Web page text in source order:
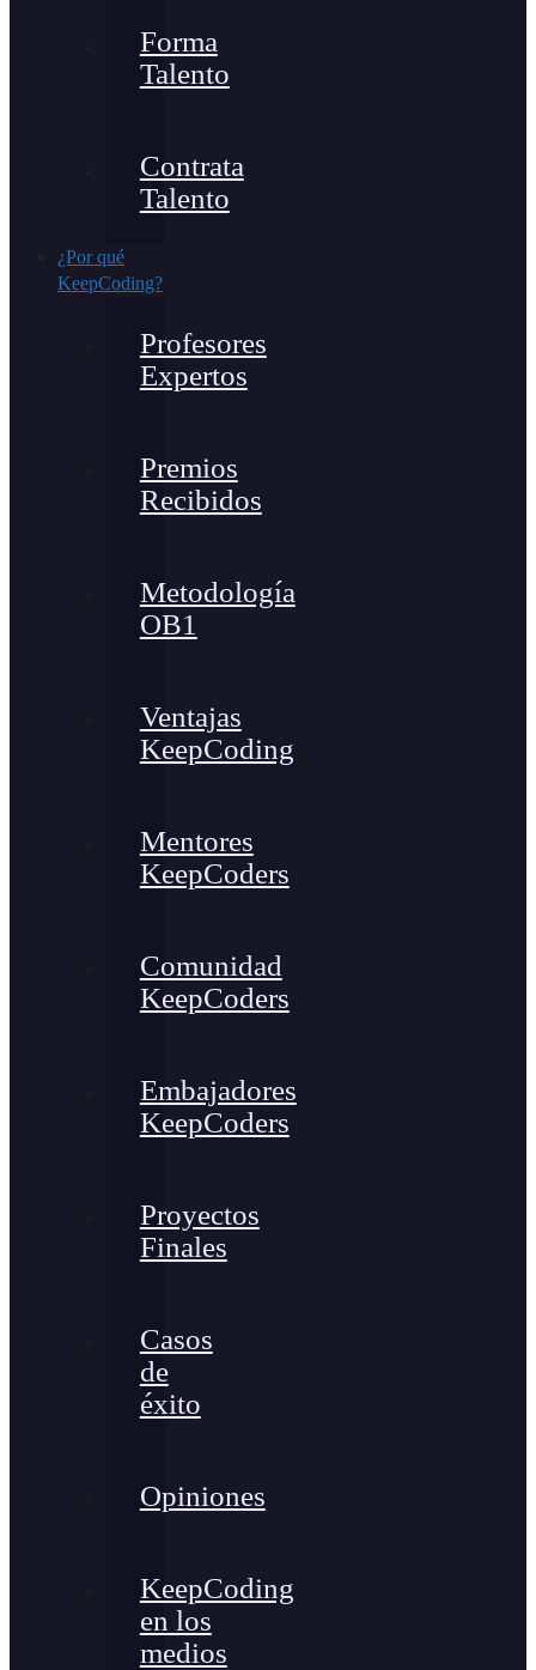
Forma
Talento
Contrata
Talento
¿Por qué
KeepCoding?
Profesores
Expertos
Premios
Recibidos
Metodología
OB1
Ventajas
KeepCoding
Mentores
KeepCoders
Comunidad
KeepCoders
Embajadores
KeepCoders
Proyectos
Finales
Casos
de
éxito
Opiniones
KeepCoding
en los
medios